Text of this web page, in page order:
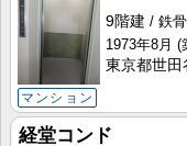
マンション
9階建
鉄
1973年8月 (
東京都世田
経堂コンド